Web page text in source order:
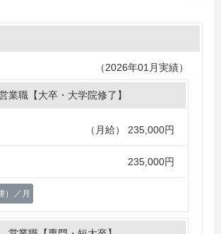
（2026年01月実績）
業職【大卒・大学院修了】
（月給） 235,000円
235,000円
）／月